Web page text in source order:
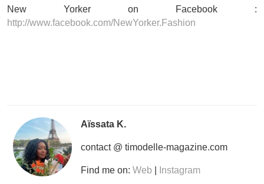
New Yorker on Facebook :
http://www.facebook.com/NewYorker.Fashion
Aïssata K.
contact @ timodelle-magazine.com
Find me on: Web Instagram